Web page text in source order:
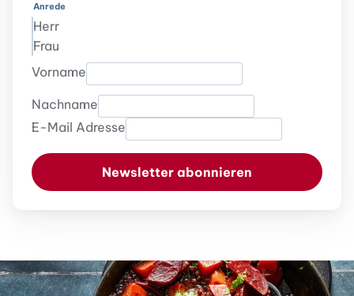
Anrede
Herr
Frau
Vorname
Nachname
E-Mail Adresse
Newsletter abonnieren